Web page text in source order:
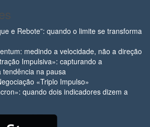
e Rebote”: quando o limite se transforma
medindo a velocidade, não a direção
Impulsiva»: capturando a
tendência na pausa
«Triplo Impulso»
quando dois indicadores dizem a